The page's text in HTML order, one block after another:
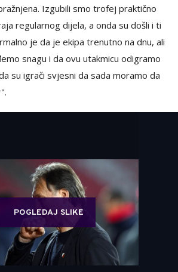
Izgubili smo trofej praktično
regularnog dijela, a onda su došli i ti
je da je ekipa trenutno na dnu, ali
snagu i da ovu utakmicu odigramo
su igrači svjesni da sada moramo da
POGLEDAJ SLIKE